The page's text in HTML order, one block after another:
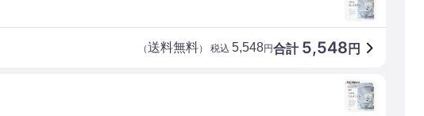
合計 5,548 円
（送料無料） 税込 5,548円